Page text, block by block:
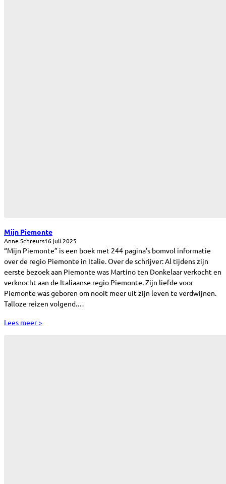
Mijn Piemonte
Anne Schreurs16 juli 2025
“Mijn Piemonte” is een boek met 244 pagina’s bomvol informatie
over de regio Piemonte in Italie. Over de schrijver: Al tijdens zijn
eerste bezoek aan Piemonte was Martino ten Donkelaar verkocht en
verknocht aan de Italiaanse regio Piemonte. Zijn liefde voor
Piemonte was geboren om nooit meer uit zijn leven te verdwijnen.
Talloze reizen volgend.…
Lees meer >